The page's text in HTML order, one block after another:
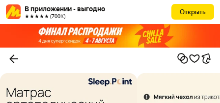
В приложении - выгодно
★★★★★ (700К)
Открыть